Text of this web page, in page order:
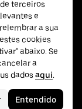
terceiros
e
a sua
cookies
abaixo. Se
a
dados aqui.
Entendido